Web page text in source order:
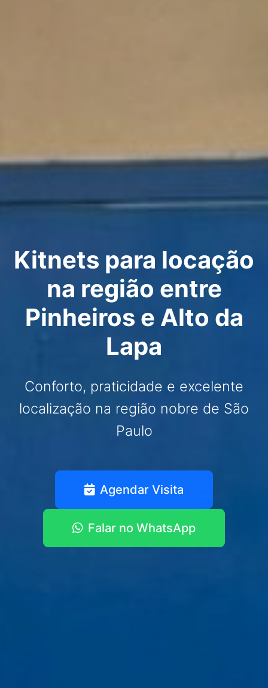
Kitnets para locação
na região entre
Pinheiros e Alto da
Lapa
Conforto, praticidade e excelente
localização na região nobre de São
Paulo
Agendar Visita
Falar no WhatsApp